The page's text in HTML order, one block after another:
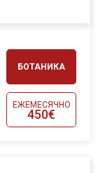
БОТАНИКА
ЕЖЕМЕСЯЧНО
450€